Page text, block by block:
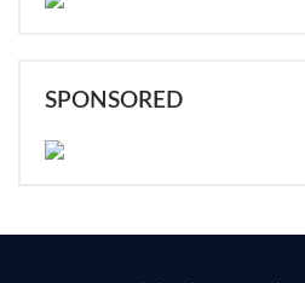
SPONSORED